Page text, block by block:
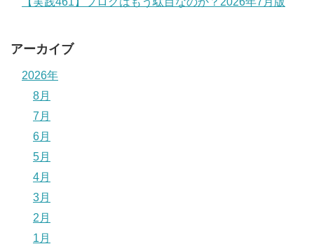
アーカイブ
2026年
8月
7月
6月
5月
4月
3月
2月
1月